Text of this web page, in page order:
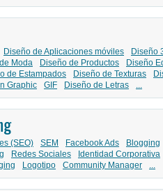
Diseño de Aplicaciones móviles
Diseño
Moda Diseño de Productos
Diseño
de Estampados Diseño de Texturas
Graphic GIF Diseño de Letras ...
(SEO) SEM Facebook Ads Blogging
Redes Sociales Identidad Corporativa
Logotipo Community Manager ...